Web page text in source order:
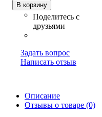
В корзину
Задать вопрос
Написать отзыв
Описание
Отзывы о товаре (0)